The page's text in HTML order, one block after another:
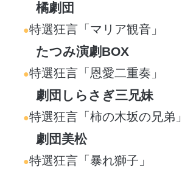
橘劇団
特選狂言「マリア観音」
たつみ演劇BOX
特選狂言「恩愛二重奏」
劇団しらさぎ三兄妹
特選狂言「柿の木坂の兄弟」
劇団美松
特選狂言「暴れ獅子」